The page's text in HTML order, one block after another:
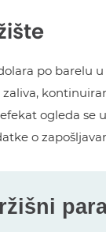
po
ogleda
o